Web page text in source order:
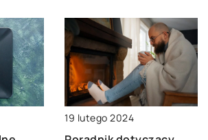
19 lutego 2024